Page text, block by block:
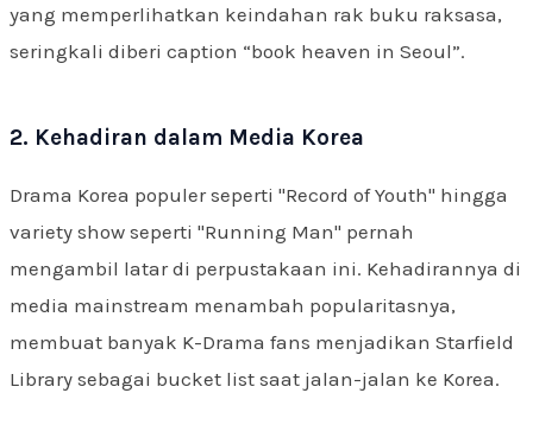
yang memperlihatkan keindahan rak buku raksasa,
seringkali diberi caption “book heaven in Seoul”.
2. Kehadiran dalam Media Korea
Drama Korea populer seperti "Record of Youth" hingga
variety show seperti "Running Man" pernah
mengambil latar di perpustakaan ini. Kehadirannya di
media mainstream menambah popularitasnya,
membuat banyak K-Drama fans menjadikan Starfield
Library sebagai bucket list saat jalan-jalan ke Korea.